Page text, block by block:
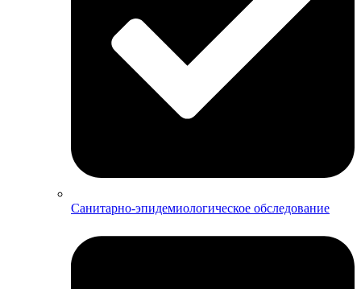
Санитарно-эпидемиологическое обследование